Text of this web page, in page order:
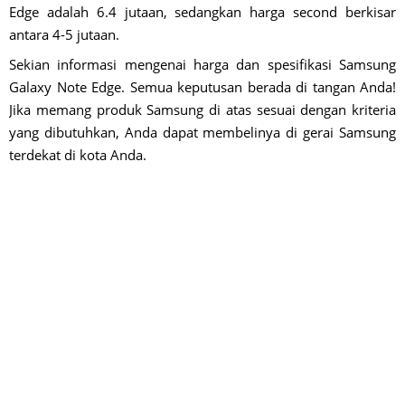
Edge adalah 6.4 jutaan, sedangkan harga second berkisar
antara 4-5 jutaan.
Sekian informasi mengenai harga dan spesifikasi Samsung
Galaxy Note Edge. Semua keputusan berada di tangan Anda!
Jika memang produk Samsung di atas sesuai dengan kriteria
yang dibutuhkan, Anda dapat membelinya di gerai Samsung
terdekat di kota Anda.